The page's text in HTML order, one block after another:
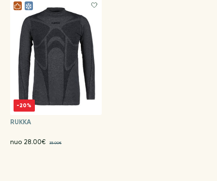
-20%
RUKKA
nuo 28.00€ 35.00€